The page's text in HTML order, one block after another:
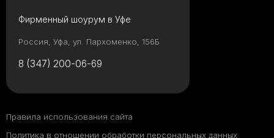
Фирменный шоурум в Уфе
Россия, Уфа, ул. Пархоменко, 156Б
8 (347) 200-06-69
Правила использования сайта
Политика в отношении обработки персональных данных